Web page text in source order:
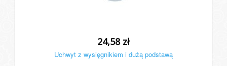
24,58 zł
Uchwyt z wysięgnikiem i dużą podstawą